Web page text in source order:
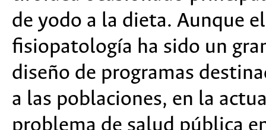
de yodo a la dieta. Aunque
fisiopatología ha sido un
diseño de programas
a las poblaciones, en la
problema de salud pública